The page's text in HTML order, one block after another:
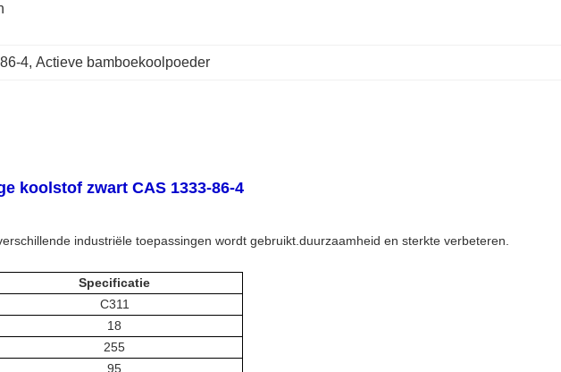
4, Actieve bamboekoolpoeder
koolstof zwart CAS 1333-86-4
industriële toepassingen wordt gebruikt.duurzaamheid en sterkte verbeteren.
Specificatie
C311
18
255
95